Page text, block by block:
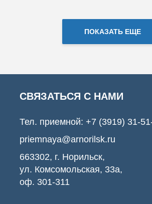
ПОКАЗАТЬ ЕЩЕ
СВЯЗАТЬСЯ С НАМИ
Тел. приемной: +7 (3919) 31-
priemnaya@arnorilsk.ru
663302, г. Норильск,
ул. Комсомольская, 33а,
оф. 301-311